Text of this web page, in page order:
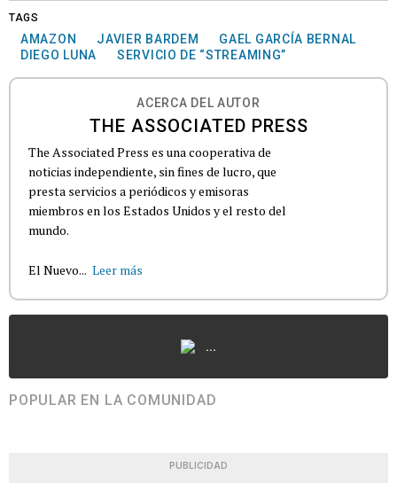
TAGS
AMAZON JAVIER BARDEM
GAEL GARCÍA BERNAL
DIEGO LUNA
SERVICIO DE “STREAMING”
ACERCA DEL AUTOR
THE ASSOCIATED PRESS
The Associated Press es una cooperativa de
noticias independiente, sin fines de lucro, que
presta servicios a periódicos y emisoras
miembros en los Estados Unidos y el resto del
mundo.
El Nuevo... Leer más
...
POPULAR EN LA COMUNIDAD
PUBLICIDAD